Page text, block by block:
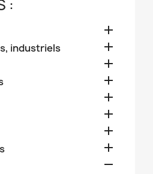
:

industriels 






